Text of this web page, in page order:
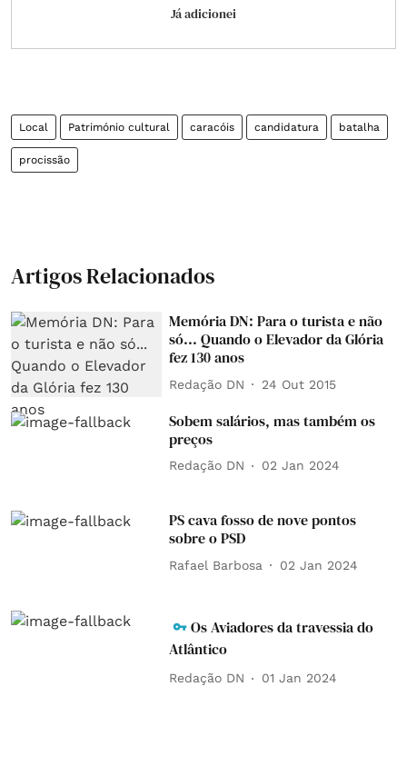
Já adicionei
Local Património cultural caracóis candidatura batalha
procissão
Artigos Relacionados
Memória DN: Para o turista e não
só... Quando o Elevador da Glória
fez 130 anos
Redação DN 24 Out 2015
Sobem salários, mas também os
preços
Redação DN 02 Jan 2024
PS cava fosso de nove pontos
sobre o PSD
Rafael Barbosa 02 Jan 2024
Os Aviadores da travessia do
Atlântico
Redação DN 01 Jan 2024